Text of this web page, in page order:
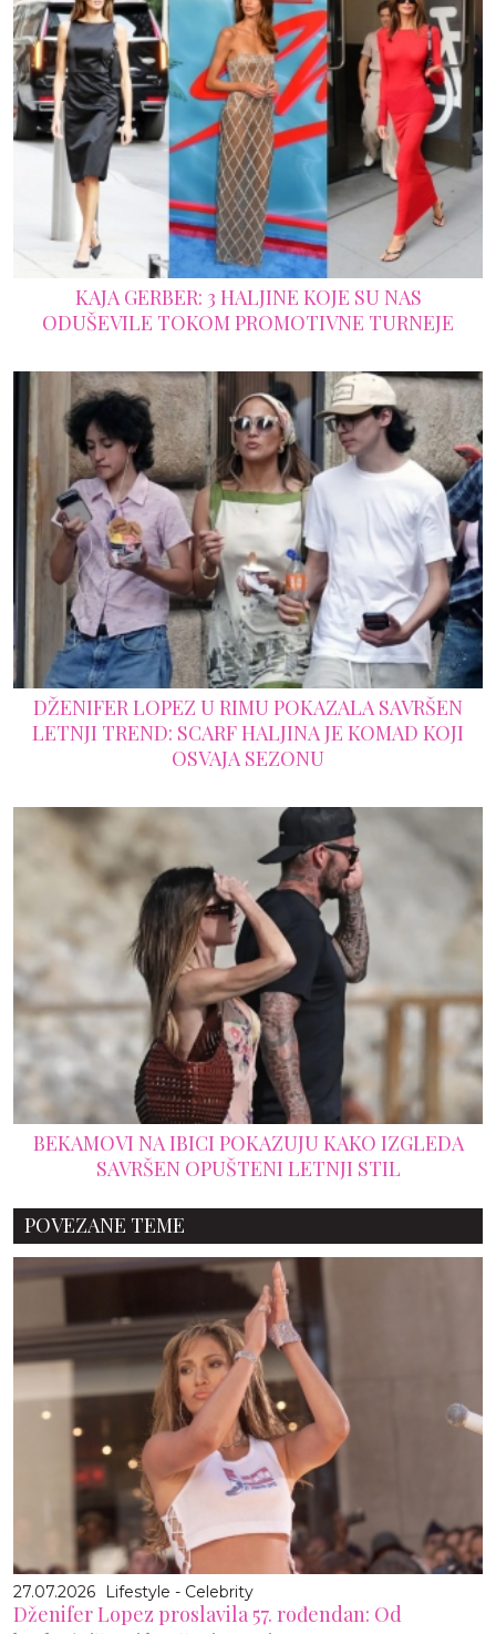
KAJA GERBER: 3 HALJINE KOJE SU NAS
ODUŠEVILE TOKOM PROMOTIVNE TURNEJE
DŽENIFER LOPEZ U RIMU POKAZALA SAVRŠEN
LETNJI TREND: SCARF HALJINA JE KOMAD KOJI
OSVAJA SEZONU
BEKAMOVI NA IBICI POKAZUJU KAKO IZGLEDA
SAVRŠEN OPUŠTENI LETNJI STIL
POVEZANE TEME
27.07.2026 Lifestyle - Celebrity
Dženifer Lopez proslavila 57. rođendan: Od